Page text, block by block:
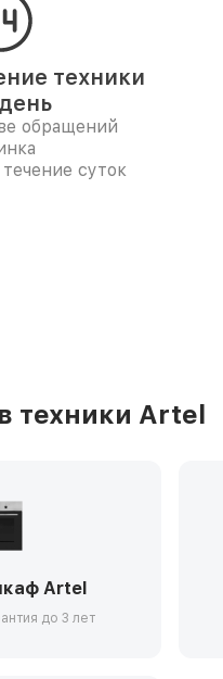
техники
обращений
суток
техники Artel
Artel
до 3 лет